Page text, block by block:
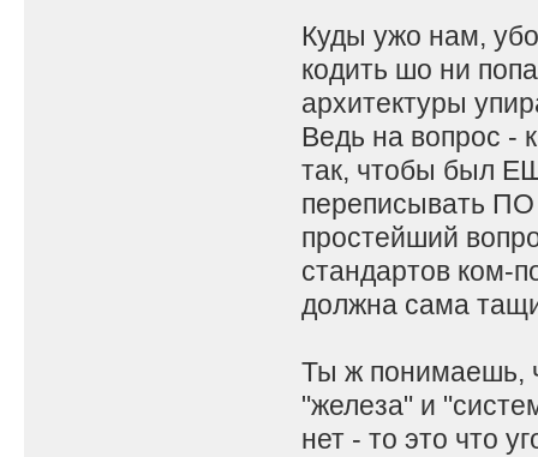
Куды ужо нам,
кодить шо ни
архитектуры
Ведь на вопрос -
так, чтобы был
переписывать ПО
простейший
стандартов ком-
должна сама
Ты ж понимаешь,
"железа" и
нет - то это что